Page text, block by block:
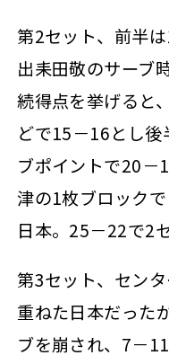
第2セット、前半
出耒田敬のサーブ
続得点を挙げると
どで15－16とし
ブポイントで20－
津の1枚ブロック
日本。25－22で2
第3セット、セン
重ねた日本だった
ブを崩され、7－